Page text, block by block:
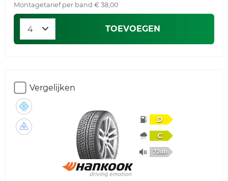
Montagetarief per band € 38,00
TOEVOEGEN
Vergelijken
D
C
72db